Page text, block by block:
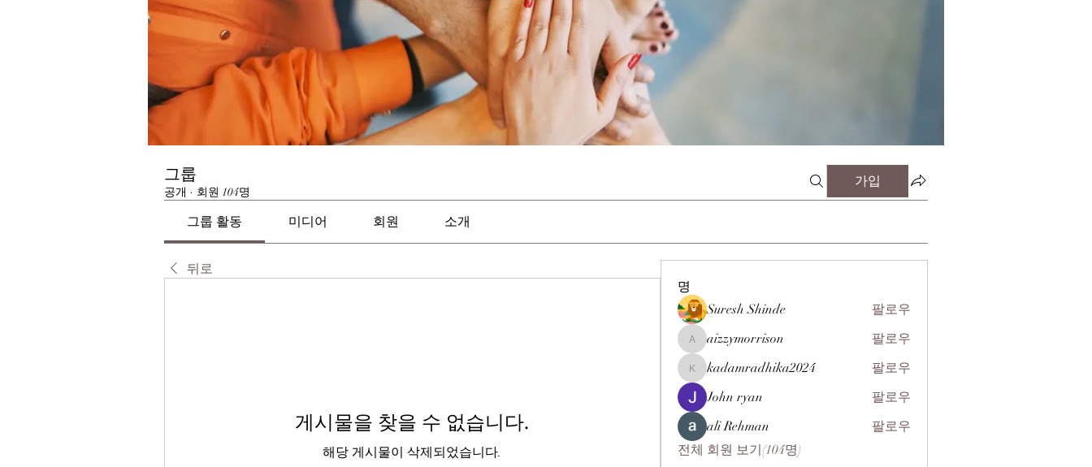
그룹
공개 · 회원 104명
가입
그룹 활동 미디어 회원 소개
뒤로
게시물을 찾을 수 없습니다.
해당 게시물이 삭제되었습니다.
명
Suresh Shinde 팔로우
aizzymorrison
aizzymorrison 팔로우
kadamradhika2024
kadamradhika2024
팔로우
John ryan
팔로우
ali Rehman
팔로우
전체 회원 보기(104명)